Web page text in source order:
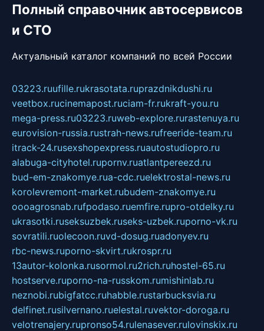
Полный справочник автосервисов
и СТО
Актуальный каталог компаний по всей России
03223.ruufille.rukrasotata.ruprazdnikdushi.ru
veetbox.rucinemapost.ruciam-fr.rukraft-you.ru
mega-press.ru03223.ruweb-explore.rurastenuya.ru
eurovision-russia.rustrah-news.rufreeride-team.ru
itrack-24.rusexshopexpress.ruautostudiopro.ru
alabuga-cityhotel.rupornv.ruatlantpereezd.ru
bud-em-znakomye.rua-cdc.ruelektrostal-news.ru
korolevremont-market.rubudem-znakomye.ru
oooagrosnab.rufpodaso.ruemfire.rupro-otdelky.ru
ukrasotki.ruseksuzbek.ruseks-uzbek.ruporno-vk.ru
sovratili.ruolecoon.ruvd-dosug.ruadonyev.ru
rbc-news.ruporno-skvirt.rukrospr.ru
13autor-kolonka.rusormol.ru2rich.ruhostel-65.ru
hostserve.ruporno-na-russkom.rumishinlab.ru
neznobi.rubigfatcc.ruhabble.rustarbucksvia.ru
delfinet.rusilvernano.ruelestal.ruvektor-doroga.ru
velotrenajery.rupronso54.rulenasever.rulovinskix.ru